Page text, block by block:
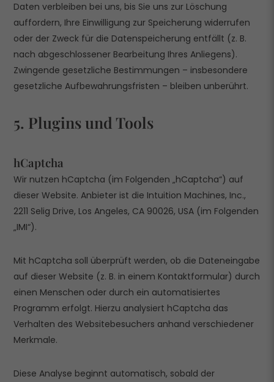
Daten verbleiben bei uns, bis Sie uns zur Löschung
auffordern, Ihre Einwilligung zur Speicherung widerrufen
oder der Zweck für die Datenspeicherung entfällt (z. B.
nach abgeschlossener Bearbeitung Ihres Anliegens).
Zwingende gesetzliche Bestimmungen – insbesondere
gesetzliche Aufbewahrungsfristen – bleiben unberührt.
5. Plugins und Tools
hCaptcha
Wir nutzen hCaptcha (im Folgenden „hCaptcha“) auf
dieser Website. Anbieter ist die Intuition Machines, Inc.,
2211 Selig Drive, Los Angeles, CA 90026, USA (im Folgenden
„IMI“).
Mit hCaptcha soll überprüft werden, ob die Dateneingabe
auf dieser Website (z. B. in einem Kontaktformular) durch
einen Menschen oder durch ein automatisiertes
Programm erfolgt. Hierzu analysiert hCaptcha das
Verhalten des Websitebesuchers anhand verschiedener
Merkmale.
Diese Analyse beginnt automatisch, sobald der